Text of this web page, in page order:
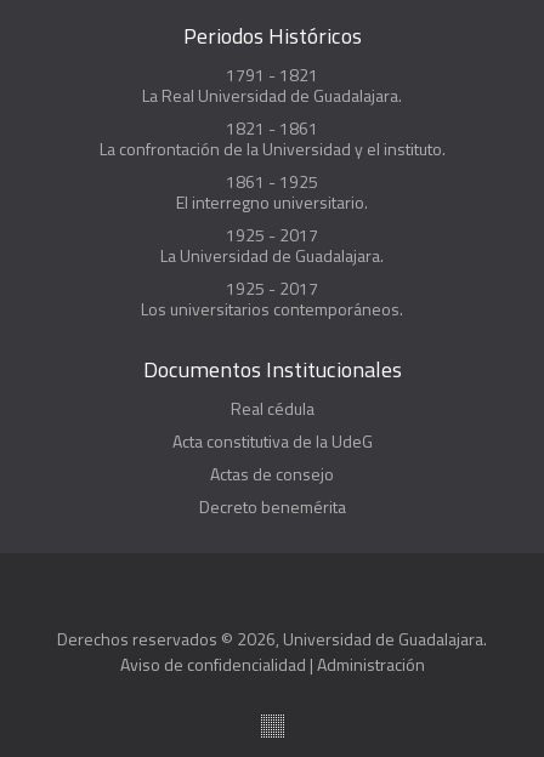
Periodos Históricos
1791 - 1821
La Real Universidad de Guadalajara.
1821 - 1861
La confrontación de la Universidad y el instituto.
1861 - 1925
El interregno universitario.
1925 - 2017
La Universidad de Guadalajara.
1925 - 2017
Los universitarios contemporáneos.
Documentos Institucionales
Real cédula
Acta constitutiva de la UdeG
Actas de consejo
Decreto benemérita
Derechos reservados © 2026, Universidad de Guadalajara.
Aviso de confidencialidad |Administración